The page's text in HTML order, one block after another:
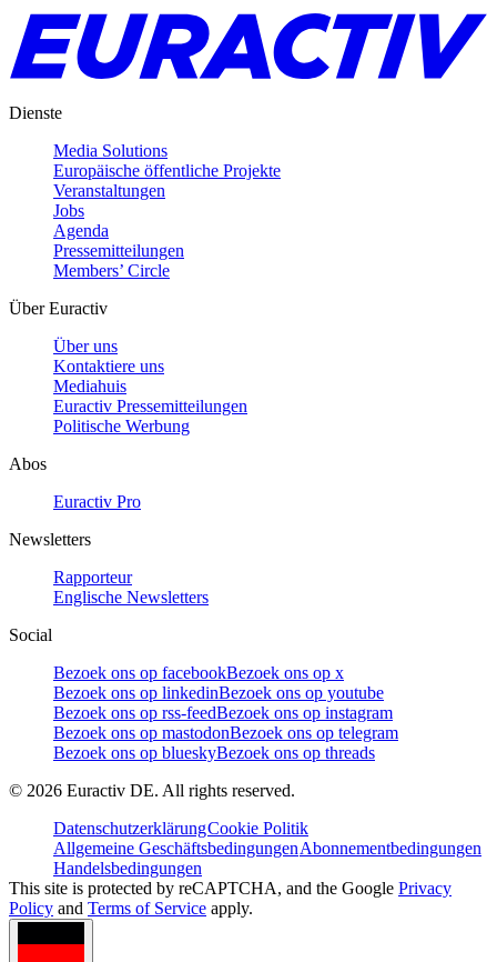
Dienste
Media Solutions
Europäische öffentliche Projekte
Veranstaltungen
Jobs
Agenda
Pressemitteilungen
Members’ Circle
Über Euractiv
Über uns
Kontaktiere uns
Mediahuis
Euractiv Pressemitteilungen
Politische Werbung
Abos
Euractiv Pro
Newsletters
Rapporteur
Englische Newsletters
Social
Bezoek ons op facebookBezoek ons op x
Bezoek ons op linkedinBezoek ons op youtube
Bezoek ons op rss-feedBezoek ons op instagram
Bezoek ons op mastodonBezoek ons op telegram
Bezoek ons op blueskyBezoek ons op threads
© 2026 Euractiv DE. All rights reserved.
DatenschutzerklärungCookie Politik
Allgemeine GeschäftsbedingungenAbonnementbedingungen
Handelsbedingungen
This site is protected by reCAPTCHA, and the Google Privacy
Policy and Terms of Service apply.